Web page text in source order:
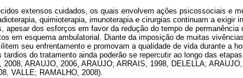
extensos cuidados, os quais envolvem ações psicossociais e
quimioterapia, imunoterapia e cirurgias continuam a exigir
apesar dos esforços em favor da redução do tempo de
em esquema ambulatorial. Diante da imposição de muitas
seu enfrentamento e promovam a qualidade de vida durante a
do tratamento ainda poderão se repercutir ao longo das
2008, ARAUJO, 2006, ARAUJO; ARRAIS, 1998, DELELLA;
VALLE; RAMALHO, 2008).